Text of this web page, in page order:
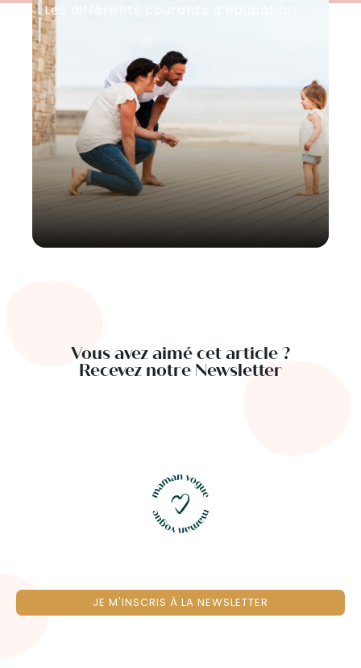
Les différents courants d’éducation
Vous avez aimé cet article ?
Recevez notre Newsletter
JE M'INSCRIS À LA NEWSLETTER